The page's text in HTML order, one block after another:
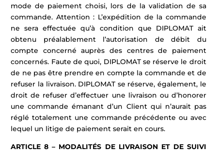
mode de paiement choisi, lors de la validation de sa
commande. Attention : L’expédition de la commande
ne sera effectuée qu’à condition que DIPLOMAT ait
obtenu préalablement l’autorisation de débit du
compte concerné auprès des centres de paiement
concernés. Faute de quoi, DIPLOMAT se réserve le droit
de ne pas être prendre en compte la commande et de
refuser la livraison. DIPLOMAT se réserve, également, le
droit de refuser d’effectuer une livraison ou d’honorer
une commande émanant d’un Client qui n’aurait pas
réglé totalement une commande précédente ou avec
lequel un litige de paiement serait en cours.
ARTICLE 8 – MODALITÉS DE LIVRAISON ET DE SUIVI